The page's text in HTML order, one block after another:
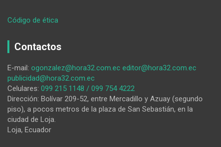
Código de ética
su
necesidad
de
encontrar
un
camino
Contactos
E-mail: ogonzalez@hora32.com.ec editor@hora32.com.ec
publicidad@hora32.com.ec
Celulares: 099 215 1148 / 099 754 4222
Dirección: Bolívar 209-52, entre Mercadillo y Azuay (segundo
piso), a pocos metros de la plaza de San Sebastián, en la
ciudad de Loja.
Loja, Ecuador